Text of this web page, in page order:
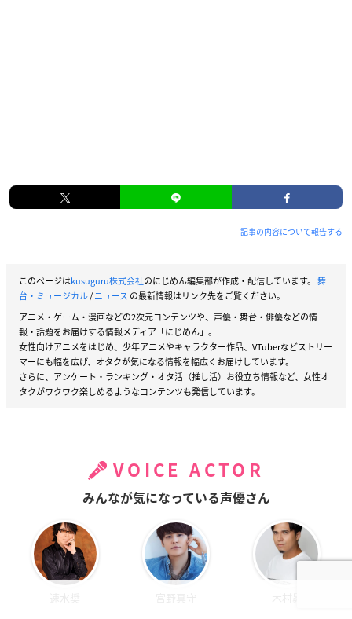
記事の内容について報告する
このページはkusuguru株式会社のにじめん編集部が作成・配信しています。 舞
台・ミュージカル/ニュース の最新情報はリンク先をご覧ください。
アニメ・ゲーム・漫画などの2次元コンテンツや、声優・舞台・俳優などの情
報・話題をお届けする情報メディア「にじめん」。
女性向けアニメをはじめ、少年アニメやキャラクター作品、VTuberなどストリー
マーにも幅を広げ、オタクが気になる情報を幅広くお届けしています。
さらに、アンケート・ランキング・オタ活（推し活）お役立ち情報など、女性オ
タクがワクワク楽しめるようなコンテンツも発信しています。
VOICE ACTOR
みんなが気になっている声優さん